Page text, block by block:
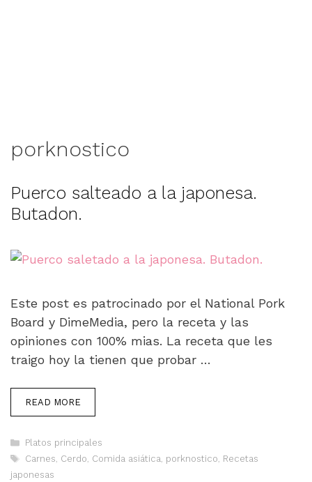
porknostico
Puerco salteado a la japonesa.
Butadon.
Este post es patrocinado por el National Pork
Board y DimeMedia, pero la receta y las
opiniones con 100% mias. La receta que les
traigo hoy la tienen que probar …
READ MORE
Categorías
Platos principales
Etiquetas
Carnes, Cerdo, Comida asiática, porknostico, Recetas
japonesas